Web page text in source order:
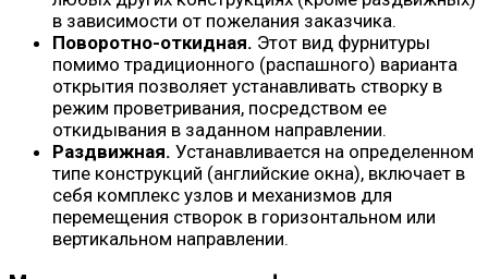
в зависимости от пожелания заказчика.
Поворотно-откидная. Этот вид фурнитуры
помимо традиционного (распашного) варианта
открытия позволяет устанавливать створку в
режим проветривания, посредством ее
откидывания в заданном направлении.
Раздвижная. Устанавливается на определенном
типе конструкций (английские окна), включает в
себя комплекс узлов и механизмов для
перемещения створок в горизонтальном или
вертикальном направлении.